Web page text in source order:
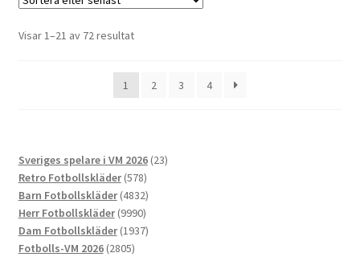
kan
Visar 1–21 av 72 resultatSortera
senaste
1
2 3 4
Sveriges spelare i VM 2026 2323
Retro Fotbollskläder 578578
produkter
Barn Fotbollskläder 48324832
produkter
Herr Fotbollskläder 99909990
produkter
Dam Fotbollskläder 19371937
Fotbolls-VM 2026 28052805